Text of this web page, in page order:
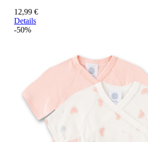
12,99 €
Details
-50%